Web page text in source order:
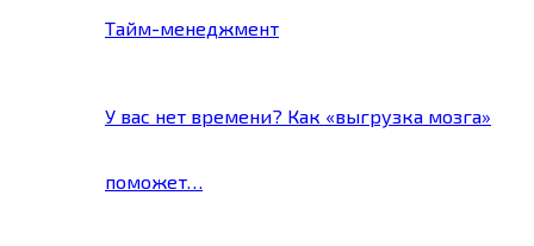
Тайм-менеджмент
У вас нет времени? Как «выгрузка мозга»
поможет…